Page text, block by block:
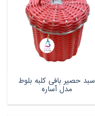
سبد حصیر بافی کلبه بلوط
مدل آساره